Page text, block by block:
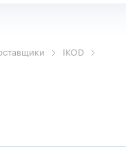
IKOD